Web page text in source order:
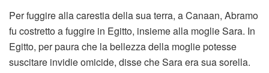
Per fuggire alla carestia della sua terra, a Canaan, Abramo
fu costretto a fuggire in Egitto, insieme alla moglie Sara. In
Egitto, per paura che la bellezza della moglie potesse
suscitare invidie omicide, disse che Sara era sua sorella.